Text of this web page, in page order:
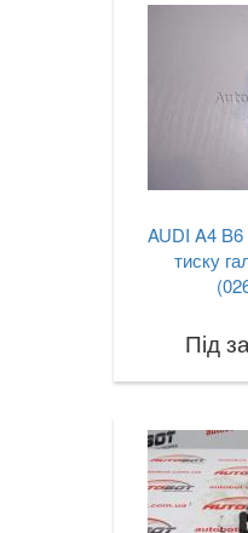
AUDI A4
тиску
Під